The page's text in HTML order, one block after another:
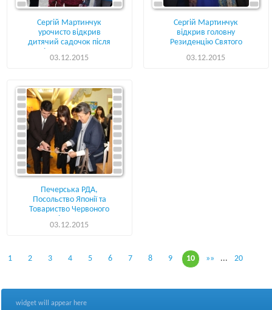
Сергій Мартинчук
урочисто відкрив
дитячий садочок після
03.12.2015
Сергій Мартинчук
відкрив головну
Резиденцію Святого
03.12.2015
Печерська РДА,
Посольство Японії та
Товариство Червоного
підтримки переселенців
03.12.2015
1 2 3 4 5 6 7 8 9 10 »» ... 20
widget will appear here